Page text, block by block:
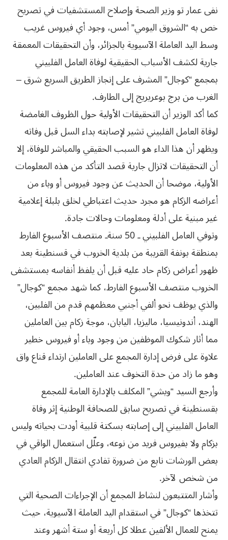
نفى عمار تو وزير الصحة وإصلاح المستشفيات في تصريح
خص به “الشروق اليومي” أمس، وجود أي فيروس غريب
وسط اليد العاملة الآسيوية بالجزائر، وأن التحقيقات المعمقة
جارية لكشف الأسباب الحقيقية لوفاة العامل الفلبيني
بمجمع “كوجال” المشرف على إنجاز الطريق السريع شرق –
الغرب‮ ‬من‮ ‬برج‮ ‬بوعريريج‮ ‬إلى‮ ‬الطارف‮. ‬
كما أكد الوزير أن التحقيقات الأولية حول الظروف الغامضة
لوفاة العامل الفلبيني تشير لإصابته بداء السل قبل وفاته
ويظهر أن هذا الداء هو السبب الحقيقي والمباشر للوفاة، إلا
أن التحقيقات لاتزال جارية قصد التأكد من هذه المعلومات
‬غير‮ ‬مبنية‮ ‬على‮ ‬أدلة‮ ‬ومعلومات‮ ‬وحالات‮ ‬جادة‮.‬
وتوفي العامل الفلبيني ـ 50 سنةـ منتصف الأسبوع الفارط
بمنطقة بونفة القريبة من بلدية الخروب في قسنطينة بعد
ظهور أعراض زكام حاد عليه قبل أن يلفظ أنفاسه بمستشفى
الخروب منتصف الأسبوع الفارط، كما شهد مجمع “كوجال”
والذي يوظف نحو ألفي أجنبي معظمهم قدم من الفلبين،
الهند، أندونيسيا، ماليزيا، اليابان، موجة زكام بين العاملين
مما أثار شكوك الموظفين من وجود وباء أو فيروس خطير
علاوة على فرض إدارة المجمع على العاملين ارتداء قناع واق
وهو ما زاد من حدة التخوف عند العاملين.
وأرجع السيد “ويشي” المكلف بالإدارة العامة للمجمع
بقسنطينة في تصريح سابق للصحافة الوطنية إثر وفاة
العامل الفلبيني إلى إصابته بسكتة قلبية أودت بحياته وليس
بزكام ولا بفيروس فريد من نوعه، وعلّل استعمال الواقي في
‬من‮ ‬شخص‮ ‬لآخر‮. ‬
وأشار المتتبعون لنشاط المجمع أن الإجراءات الصحية التي
تتخذها “كوجال” في استقدام اليد العاملة الآسيوية، حيث
يمنح للعمال الألفين عطلا كل أربعة أو ستة أشهر وعند